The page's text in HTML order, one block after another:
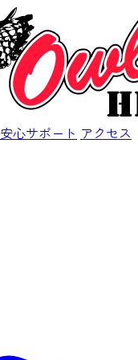
安心サポート アクセス